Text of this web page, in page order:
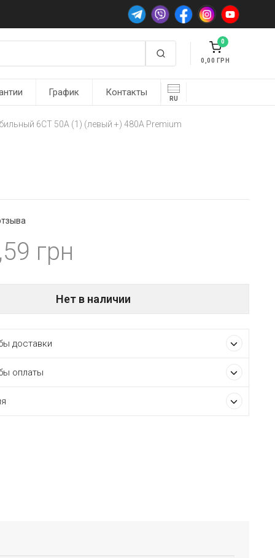
0
0,00
График Контакты
RU
6СТ 50А (1) (левый +) 480А Premium
Нет в наличии
доставки
оплаты